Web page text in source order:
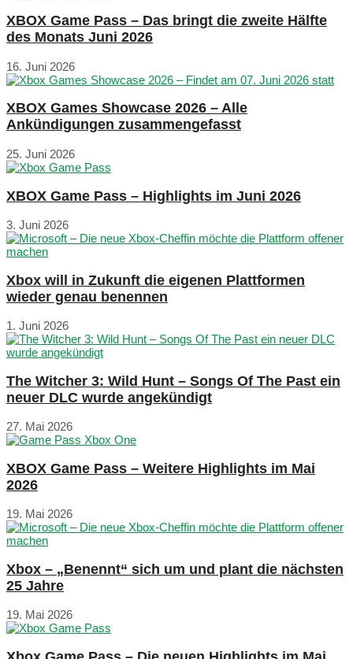
XBOX Game Pass – Das bringt die zweite Hälfte
des Monats Juni 2026
16. Juni 2026
XBOX Games Showcase 2026 – Alle
Ankündigungen zusammengefasst
25. Juni 2026
XBOX Game Pass – Highlights im Juni 2026
3. Juni 2026
Xbox will in Zukunft die eigenen Plattformen
wieder genau benennen
1. Juni 2026
The Witcher 3: Wild Hunt – Songs Of The Past ein
neuer DLC wurde angekündigt
27. Mai 2026
XBOX Game Pass – Weitere Highlights im Mai
2026
19. Mai 2026
Xbox – „Benennt“ sich um und plant die nächsten
25 Jahre
19. Mai 2026